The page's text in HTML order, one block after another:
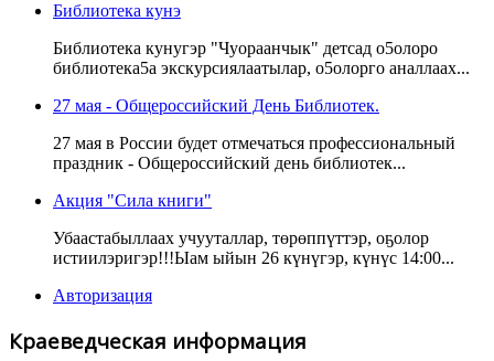
Библиотека кунэ
Библиотека кунугэр "Чуораанчык" детсад о5олоро
библиотека5а экскурсиялаатылар, о5олорго аналлаах...
27 мая - Общероссийский День Библиотек.
27 мая в России будет отмечаться профессиональный
праздник - Общероссийский день библиотек...
Акция "Сила книги"
Убаастабыллаах учууталлар, төрөппүттэр, оҕолор
истиилэригэр!!!Ыам ыйын 26 күнүгэр, күнүс 14:00...
Авторизация
Краеведческая информация